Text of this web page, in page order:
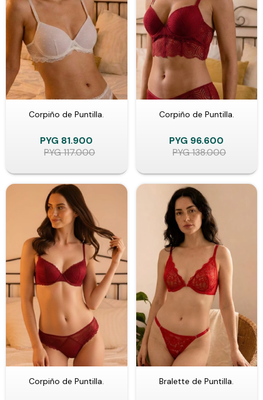
Corpiño de Puntilla.
PYG 81.900
PYG117.000
Corpiño de Puntilla.
PYG 96.600
PYG138.000
Corpiño de Puntilla. Bralette de Puntilla.